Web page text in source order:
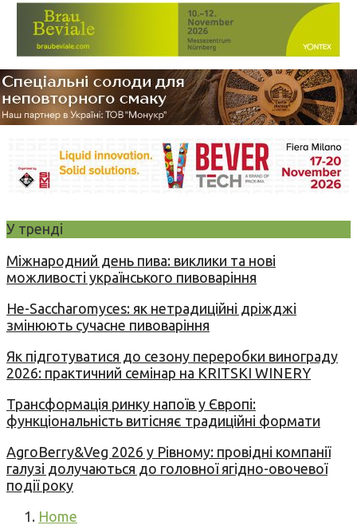
У тренді
Міжнародний день пива: виклики та нові
можливості українського пивоваріння
Не-Saccharomyces: як нетрадиційні дріжджі
змінюють сучасне пивоваріння
Як підготуватися до сезону переробки винограду
2026: практичний семінар на KRITSKI WINERY
Трансформація ринку напоїв у Європі:
функціональність витісняє традиційні формати
AgroBerry&Veg 2026 у Рівному: провідні компанії
галузі долучаються до головної ягідно-овочевої
події року
Home